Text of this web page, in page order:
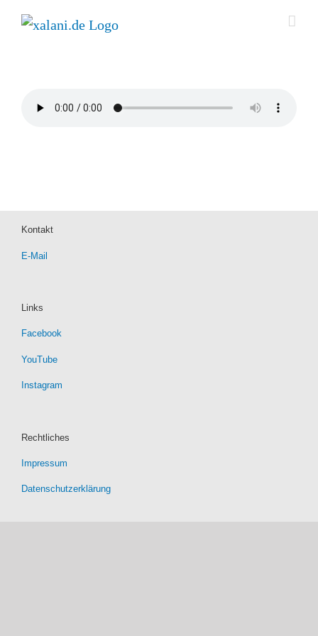
Inhalt
Kontakt
E-Mail
Links
Facebook
YouTube
Instagram
Rechtliches
Impressum
Datenschutzerklärung